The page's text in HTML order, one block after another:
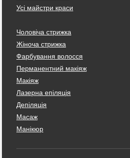
Усі майстри краси
Чоловіча стрижка
Жіноча стрижка
Фарбування волосся
Перманентний макіяж
Макіяж
Лазерна епіляція
Депіляція
Масаж
Манікюр